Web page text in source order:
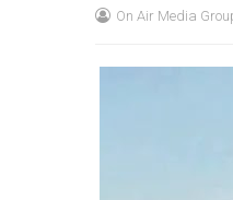
On Air Media